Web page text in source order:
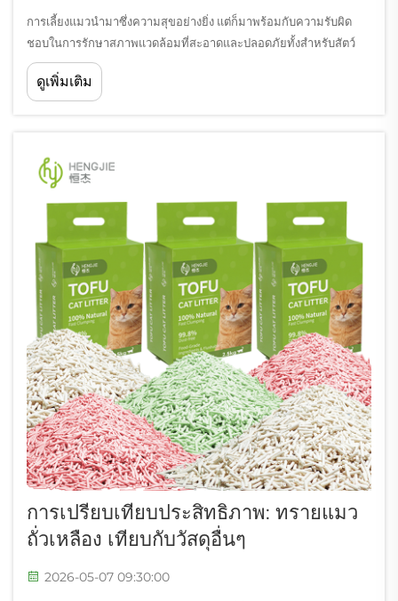
การเลี้ยงแมวนำมาซึ่งความสุขอย่างยิ่ง แต่ก็มาพร้อมกับความรับผิด
ชอบในการรักษาสภาพแวดล้อมที่สะอาดและปลอดภัยทั้งสำหรับสัตว์
เลี้ยงและเจ้าของ หนึ่งในทางเลือกที่สำคัญที่สุดที่ผู้เลี้ยงแมวต้องเผชิญ
คือ การเลือกทรายแมวที่เหมาะสมสำหรับ...
ดูเพิ่มเติม
การเปรียบเทียบประสิทธิภาพ: ทรายแมว
ถั่วเหลือง เทียบกับวัสดุอื่นๆ
2026-05-07 09:30:00